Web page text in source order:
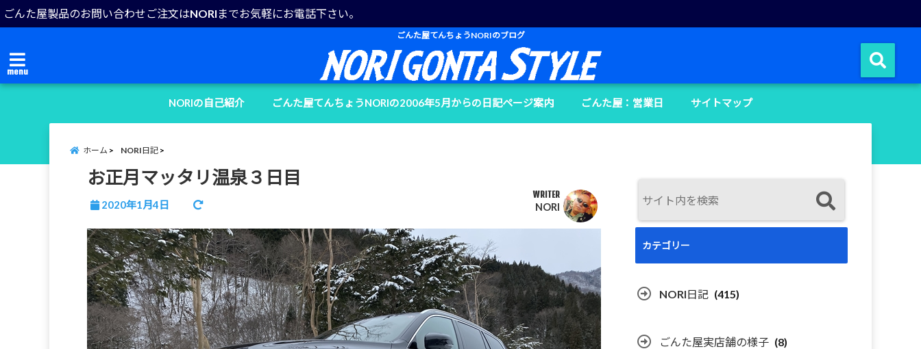
ごんた屋製品のお問い合わせご注文はNORIまでお気軽にお電話下さい。
ごんた屋てんちょうNORIのブログ
menu
NORIの自己紹介 ごんた屋てんちょうNORIの2006年5月からの日記ページ案内 ごんた屋：営業日 サイトマップ
ホーム NORI日記
お正月マッタリ温泉３日目
2020年1月4日
WRITER
NORI
カテゴリー
NORI日記 (415)
ごんた屋実店舗の様子 (8)